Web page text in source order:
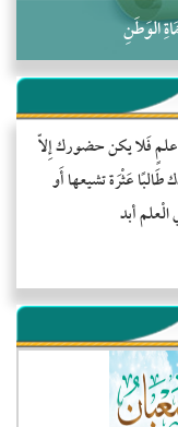
الوَطَنِ
فَلا يكن حضورك إِلاّ
عَثْرَة تشيعها أَو
أبد